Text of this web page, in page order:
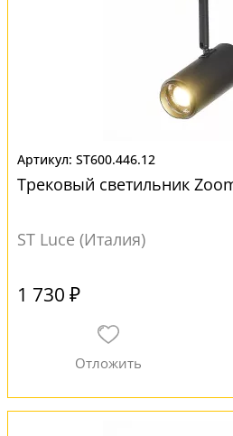
ST600.446.12
Трековый светильник
ST Luce (Италия)
1 730 ₽